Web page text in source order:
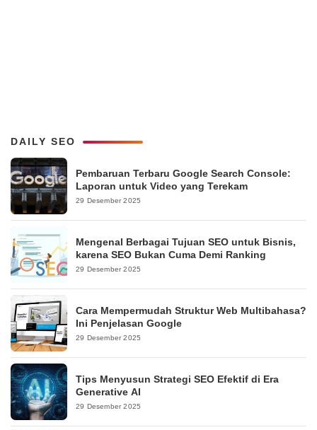
DAILY SEO
Pembaruan Terbaru Google Search Console:
Laporan untuk Video yang Terekam
29 Desember 2025
Mengenal Berbagai Tujuan SEO untuk Bisnis,
karena SEO Bukan Cuma Demi Ranking
29 Desember 2025
Cara Mempermudah Struktur Web Multibahasa?
Ini Penjelasan Google
29 Desember 2025
Tips Menyusun Strategi SEO Efektif di Era
Generative AI
29 Desember 2025